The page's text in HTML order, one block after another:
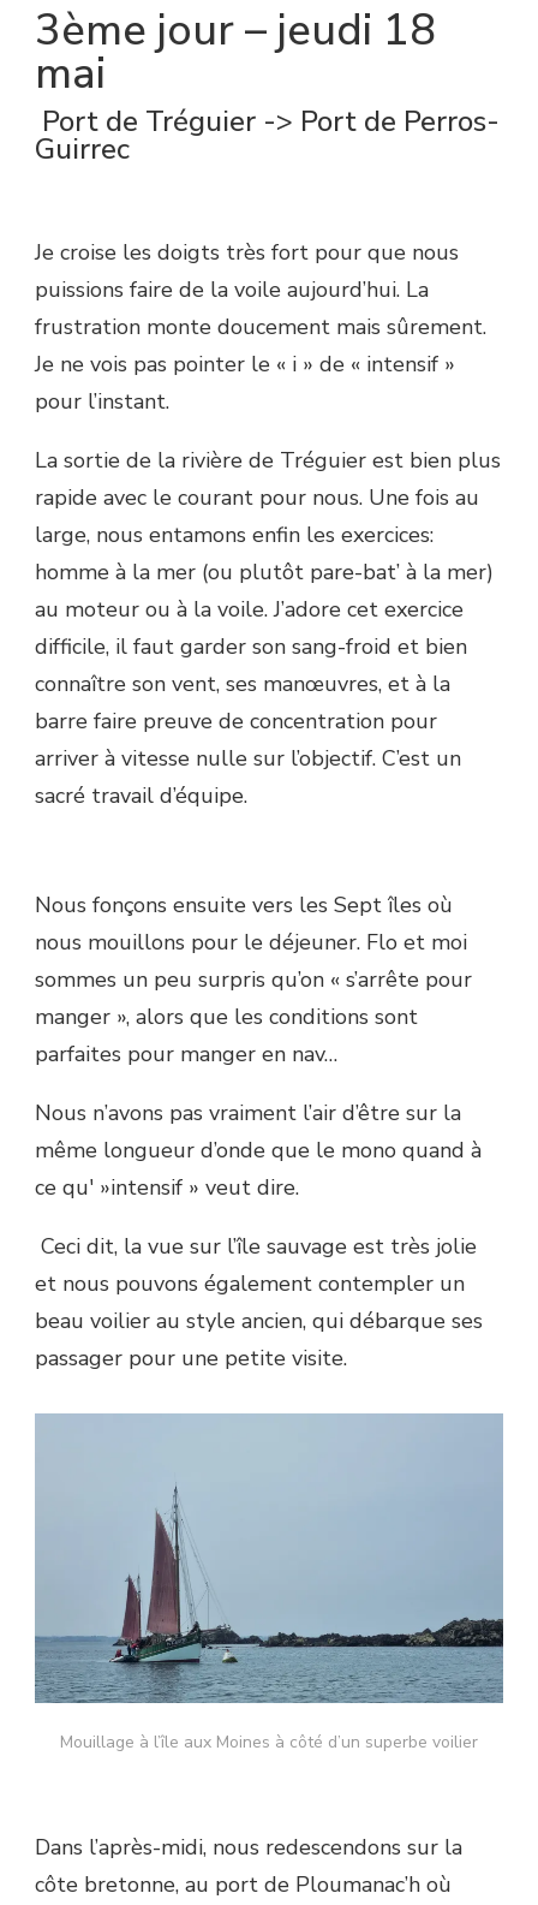
3ème jour – jeudi 18
mai
Port de Tréguier -> Port de Perros-
Guirrec
Je croise les doigts très fort pour que nous
puissions faire de la voile aujourd’hui. La
frustration monte doucement mais sûrement.
Je ne vois pas pointer le « i » de « intensif »
pour l’instant.
La sortie de la rivière de Tréguier est bien plus
rapide avec le courant pour nous. Une fois au
large, nous entamons enfin les exercices:
homme à la mer (ou plutôt pare-bat’ à la mer)
au moteur ou à la voile. J’adore cet exercice
difficile, il faut garder son sang-froid et bien
connaître son vent, ses manœuvres, et à la
barre faire preuve de concentration pour
arriver à vitesse nulle sur l’objectif. C’est un
sacré travail d’équipe.
Nous fonçons ensuite vers les Sept îles où
nous mouillons pour le déjeuner. Flo et moi
sommes un peu surpris qu’on « s’arrête pour
manger », alors que les conditions sont
parfaites pour manger en nav…
Nous n’avons pas vraiment l’air d’être sur la
même longueur d’onde que le mono quand à
ce qu' »intensif » veut dire.
Ceci dit, la vue sur l’île sauvage est très jolie
et nous pouvons également contempler un
beau voilier au style ancien, qui débarque ses
passager pour une petite visite.
Mouillage à l’île aux Moines à côté d’un superbe voilier
Dans l’après-midi, nous redescendons sur la
côte bretonne, au port de Ploumanac’h où